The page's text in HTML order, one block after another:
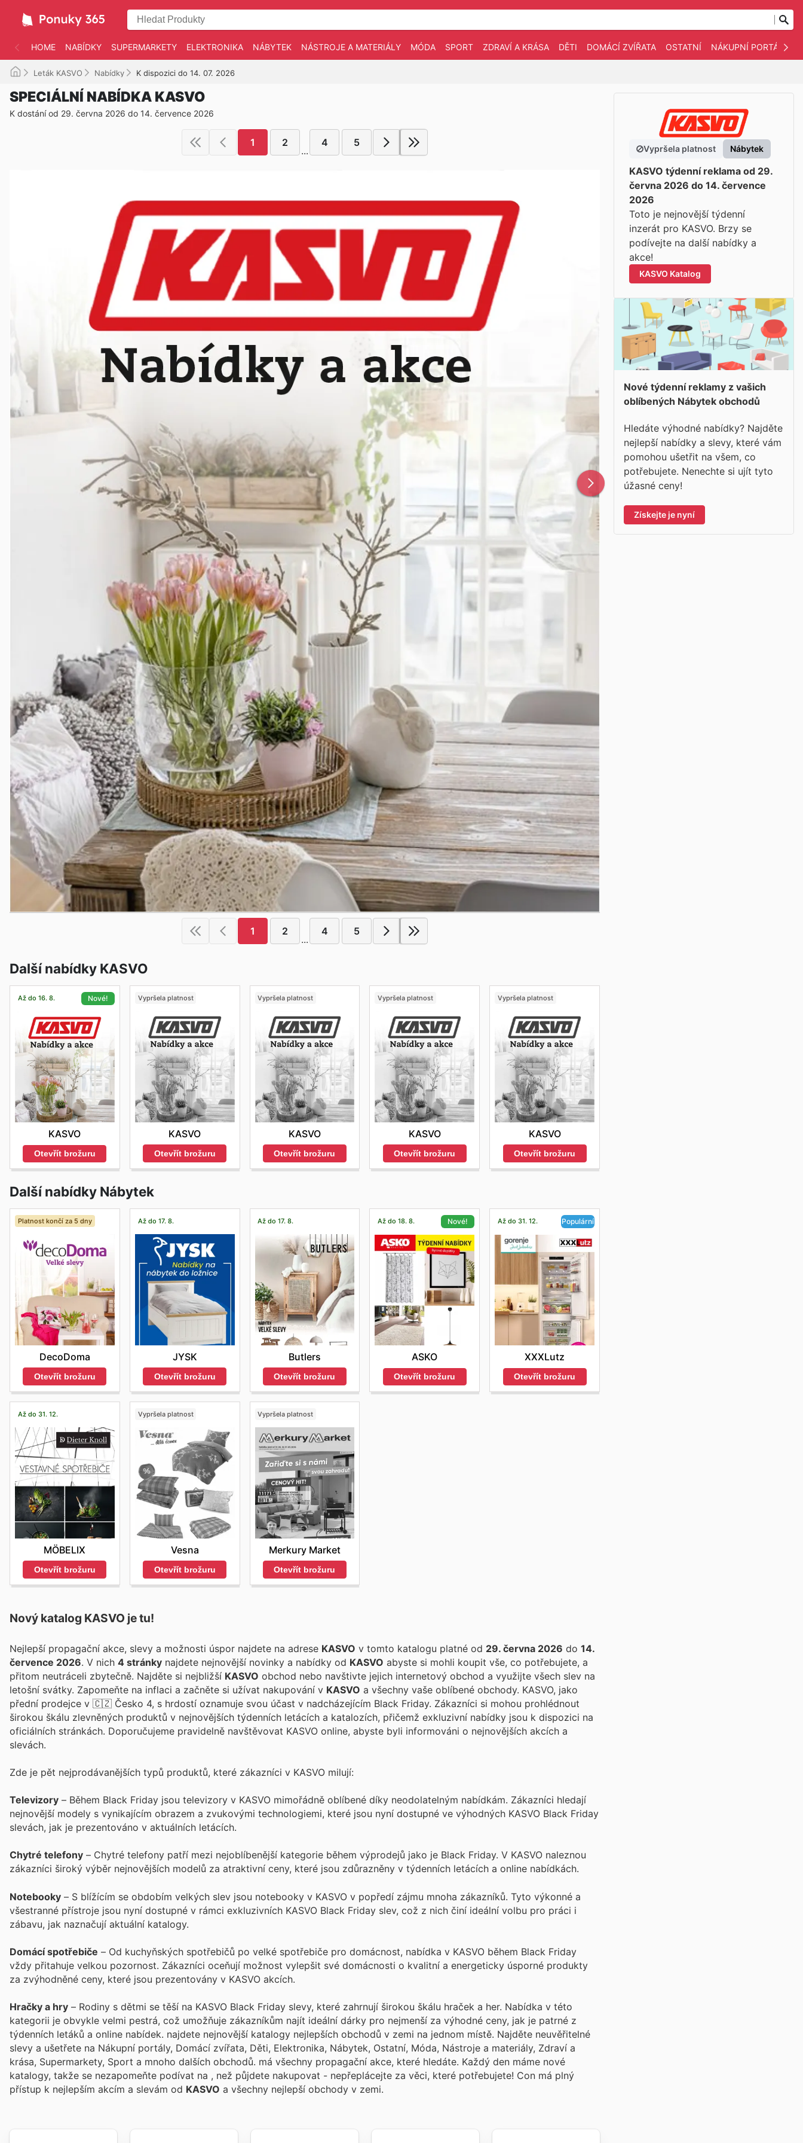
HOME NABÍDKY SUPERMARKETY ELEKTRONIKA NÁBYTEK NÁSTROJE A MATERIÁLY MÓDA SPORT ZDRAVÍ A KRÁSA DĚTI DOMÁCÍ ZVÍŘATA OSTATNÍ NÁKUPNÍ PORTÁLY
Leták KASVO Nabídky K dispozici do 14. 07. 2026
SPECIÁLNÍ NABÍDKA KASVO
K dostání od 29. června 2026 do 14. července 2026
1 2
...
4 5
1 2
...
4 5
Další nabídky KASVO
Až do 16. 8. Nové!
KASVO
Otevřít brožuru
Vypršela platnost
KASVO
Otevřít brožuru
Vypršela platnost
KASVO
Otevřít brožuru
Vypršela platnost
KASVO
Otevřít brožuru
Vypršela platnost
KASVO
Otevřít brožuru
Další nabídky Nábytek
Platnost končí za 5 dny
DecoDoma
Otevřít brožuru
Až do 17. 8.
JYSK
Otevřít brožuru
Až do 17. 8.
Butlers
Otevřít brožuru
Až do 18. 8. Nové!
ASKO
Otevřít brožuru
Až do 31. 12. Populární
XXXLutz
Otevřít brožuru
Až do 31. 12.
MÖBELIX
Otevřít brožuru
Vypršela platnost
Vesna
Otevřít brožuru
Vypršela platnost
Merkury Market
Otevřít brožuru
Nový katalog KASVO je tu!
Nejlepší propagační akce, slevy a možnosti úspor najdete na adrese KASVO v tomto katalogu platné od 29. června 2026 do 14.
července 2026 . V nich 4 stránky najdete nejnovější novinky a nabídky od KASVO abyste si mohli koupit vše, co potřebujete, a
přitom neutráceli zbytečně. Najděte si nejbližší KASVO obchod nebo navštivte jejich internetový obchod a využijte všech slev na
letošní svátky. Zapomeňte na inflaci a začněte si užívat nakupování v KASVO a všechny vaše oblíbené obchody. KASVO, jako
přední prodejce v 🇨🇿 Česko 4, s hrdostí oznamuje svou účast v nadcházejícím Black Friday. Zákazníci si mohou prohlédnout
širokou škálu zlevněných produktů v nejnovějších týdenních letácích a katalozích, přičemž exkluzivní nabídky jsou k dispozici na
oficiálních stránkách. Doporučujeme pravidelně navštěvovat KASVO online, abyste byli informováni o nejnovějších akcích a
slevách.
Zde je pět nejprodávanějších typů produktů, které zákazníci v KASVO milují:
Televizory – Během Black Friday jsou televizory v KASVO mimořádně oblíbené díky neodolatelným nabídkám. Zákazníci hledají
nejnovější modely s vynikajícím obrazem a zvukovými technologiemi, které jsou nyní dostupné ve výhodných KASVO Black Friday
slevách, jak je prezentováno v aktuálních letácích.
Chytré telefony – Chytré telefony patří mezi nejoblíbenější kategorie během výprodejů jako je Black Friday. V KASVO naleznou
zákazníci široký výběr nejnovějších modelů za atraktivní ceny, které jsou zdůrazněny v týdenních letácích a online nabídkách.
Notebooky – S blížícím se obdobím velkých slev jsou notebooky v KASVO v popředí zájmu mnoha zákazníků. Tyto výkonné a
všestranné přístroje jsou nyní dostupné v rámci exkluzivních KASVO Black Friday slev, což z nich činí ideální volbu pro práci i
zábavu, jak naznačují aktuální katalogy.
Domácí spotřebiče – Od kuchyňských spotřebičů po velké spotřebiče pro domácnost, nabídka v KASVO během Black Friday
vždy přitahuje velkou pozornost. Zákazníci oceňují možnost vylepšit své domácnosti o kvalitní a energeticky úsporné produkty
za zvýhodněné ceny, které jsou prezentovány v KASVO akcích.
Hračky a hry – Rodiny s dětmi se těší na KASVO Black Friday slevy, které zahrnují širokou škálu hraček a her. Nabídka v této
kategorii je obvykle velmi pestrá, což umožňuje zákazníkům najít ideální dárky pro nejmenší za výhodné ceny, jak je patrné z
týdenních letáků a online nabídek. najdete nejnovější katalogy nejlepších obchodů v zemi na jednom místě. Najděte neuvěřitelné
slevy a ušetřete na Nákupní portály, Domácí zvířata, Děti, Elektronika, Nábytek, Ostatní, Móda, Nástroje a materiály, Zdraví a
krása, Supermarkety, Sport a mnoho dalších obchodů. má všechny propagační akce, které hledáte. Každý den máme nové
katalogy, takže se nezapomeňte podívat na , než půjdete nakupovat - nepřeplácejte za věci, které potřebujete! Con má plný
přístup k nejlepším akcím a slevám od KASVO a všechny nejlepší obchody v zemi.
Vypršela platnost Nábytek
KASVO týdenní reklama od 29.
června 2026 do 14. července
2026
Toto je nejnovější týdenní
inzerát pro KASVO. Brzy se
podívejte na další nabídky a
akce!
KASVO Katalog
Nové týdenní reklamy z vašich
oblíbených Nábytek obchodů
Hledáte výhodné nabídky? Najděte
nejlepší nabídky a slevy, které vám
pomohou ušetřit na všem, co
potřebujete. Nenechte si ujít tyto
úžasné ceny!
Získejte je nyní